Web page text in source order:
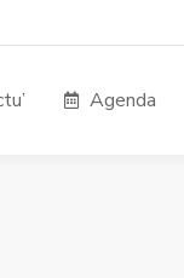
Agenda